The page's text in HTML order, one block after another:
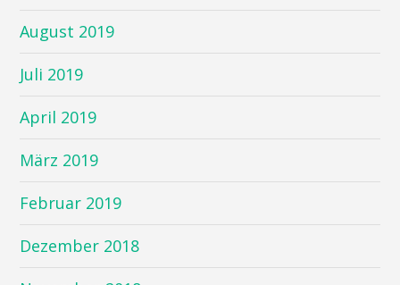
August 2019
Juli 2019
April 2019
März 2019
Februar 2019
Dezember 2018